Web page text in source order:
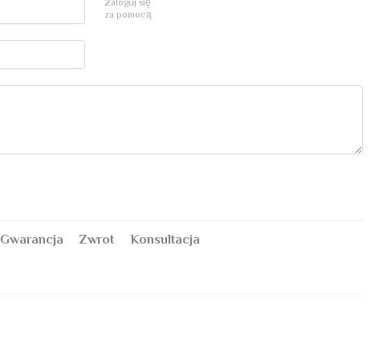
Zaloguj się
za pomocą
Gwarancja Zwrot Konsultacja